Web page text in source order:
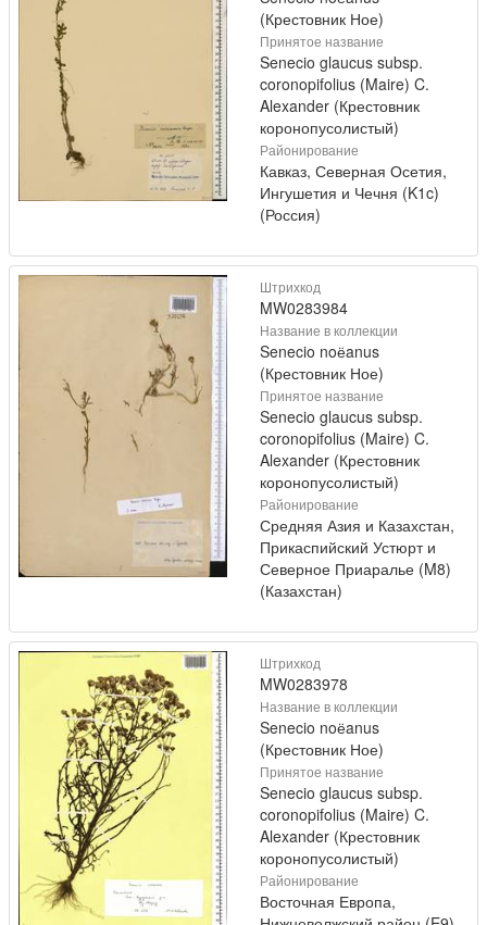
(Крестовник Ное)
Принятое название
Senecio glaucus subsp.
coronopifolius (Maire) C.
Alexander (Крестовник
коронопусолистый)
Районирование
Кавказ, Северная Осетия,
Ингушетия и Чечня (K1c)
(Россия)
Штрихкод
MW0283984
Название в коллекции
Senecio noёanus
(Крестовник Ное)
Принятое название
Senecio glaucus subsp.
coronopifolius (Maire) C.
Alexander (Крестовник
коронопусолистый)
Районирование
Средняя Азия и Казахстан,
Прикаспийский Устюрт и
Северное Приаралье (M8)
(Казахстан)
Штрихкод
MW0283978
Название в коллекции
Senecio noёanus
(Крестовник Ное)
Принятое название
Senecio glaucus subsp.
coronopifolius (Maire) C.
Alexander (Крестовник
коронопусолистый)
Районирование
Восточная Европа,